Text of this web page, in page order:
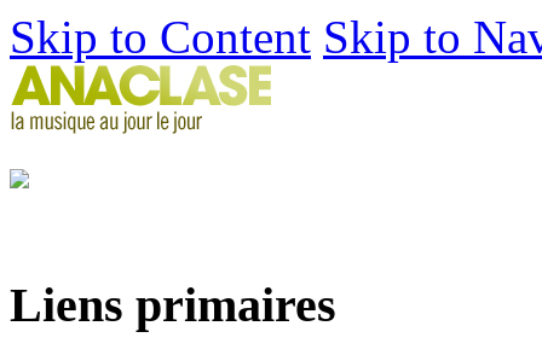
Skip to Content Skip to
Liens primaires